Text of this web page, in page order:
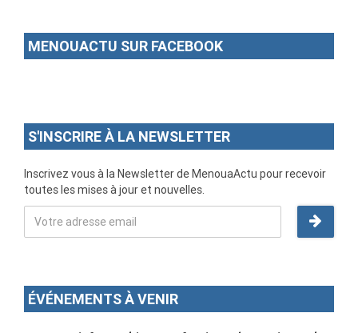
MENOUACTU SUR FACEBOOK
S'INSCRIRE À LA NEWSLETTER
Inscrivez vous à la Newsletter de MenouaActu pour recevoir
toutes les mises à jour et nouvelles.
ÉVÉNEMENTS À VENIR